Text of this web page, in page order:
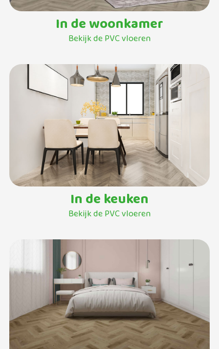
In de woonkamer
Bekijk de PVC vloeren
In de keuken
Bekijk de PVC vloeren